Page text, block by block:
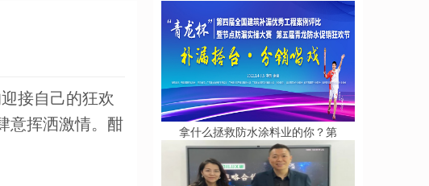
接自己的狂欢
意挥洒激情。酣
拿什么拯救防水涂料业的你？第